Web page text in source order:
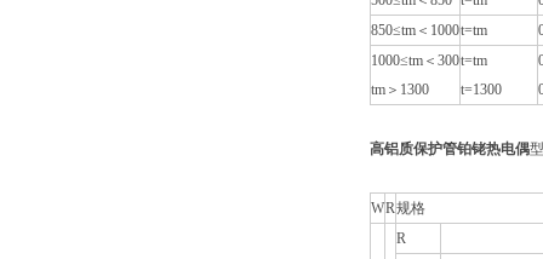
850≤tm＜1000t=tm
1000≤tm＜300
tm＞1300
t=tm
t=1300
高铝质保护管铂铑热电偶
WR规格
R